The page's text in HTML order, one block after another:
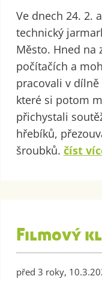
Ve dnech 24. 2.
technický
Město. Hned na
počítačích a
pracovali v
které si potom
přichystali
hřebíků,
šroubků. číst
Filmový
před 3 roky,